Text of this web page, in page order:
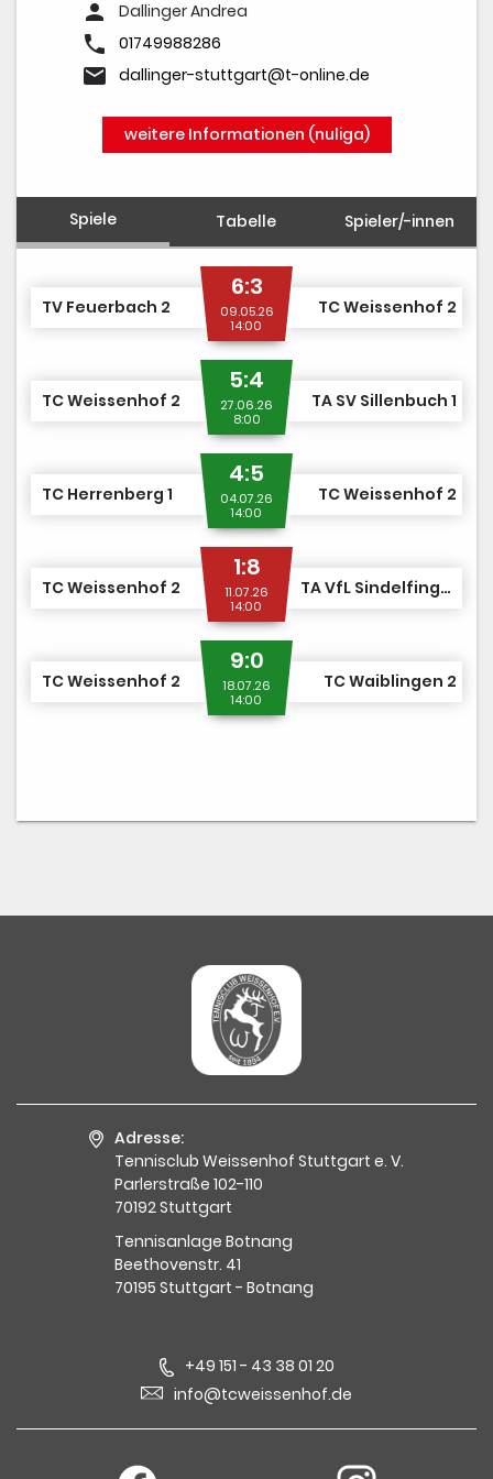
person Dallinger Andrea
phone 01749988286
email dallinger-stuttgart@t-online.de
weitere Informationen (nuliga)
Spiele Tabelle Spieler/-innen
TV Feuerbach 2
6:3
09.05.26
14:00
TC Weissenhof 2
TC Weissenhof 2
5:4
27.06.26
8:00
TA SV Sillenbuch 1
TC Herrenberg 1
4:5
04.07.26
14:00
TC Weissenhof 2
TC Weissenhof 2
1:8
11.07.26
14:00
TA VfL Sindelfingen 1862 1
TC Weissenhof 2
9:0
18.07.26
14:00
TC Waiblingen 2
Adresse:
Tennisclub Weissenhof Stuttgart e. V.
Parlerstraße 102-110
70192 Stuttgart
Tennisanlage Botnang
Beethovenstr. 41
70195 Stuttgart - Botnang
+49 151 - 43 38 01 20
info@tcweissenhof.de